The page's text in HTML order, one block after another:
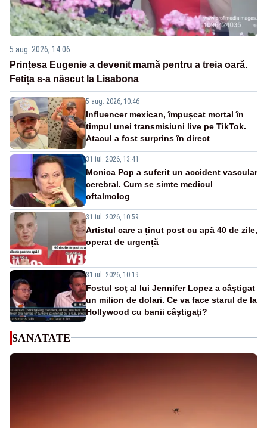
5 aug. 2026, 14:06
Prințesa Eugenie a devenit mamă pentru a treia oară.
Fetița s-a născut la Lisabona
5 aug. 2026, 10:46
Influencer mexican, împușcat mortal în
timpul unei transmisiuni live pe TikTok.
Atacul a fost surprins în direct
31 iul. 2026, 13:41
Monica Pop a suferit un accident vascular
cerebral. Cum se simte medicul
oftalmolog
31 iul. 2026, 10:59
Artistul care a ținut post cu apă 40 de zile,
operat de urgență
31 iul. 2026, 10:19
Fostul soț al lui Jennifer Lopez a câștigat
un milion de dolari. Ce va face starul de la
Hollywood cu banii câștigați?
SANATATE